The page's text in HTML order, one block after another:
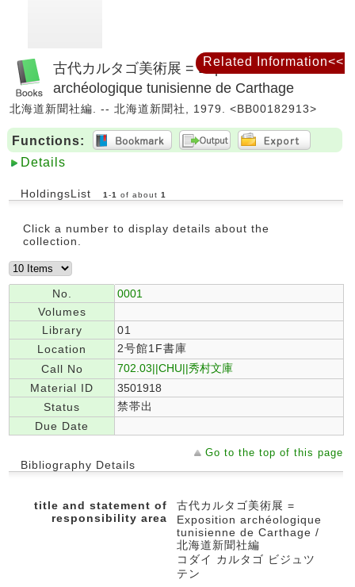
古代カルタゴ美術展 = Exposition
archéologique tunisienne de Carthage
北海道新聞社編. -- 北海道新聞社, 1979. <BB00182913>
Functions:
Details
HoldingsList 1-1 of about 1
Click a number to display details about the
collection.
No.
0001
Volumes
Library
01
Location
2号館1F書庫
Call No
702.03||CHU||秀村文庫
Material ID
3501918
Status
禁帯出
Due Date
Go to the top of this page
Bibliography Details
title and statement of
responsibility area
古代カルタゴ美術展 =
Exposition archéologique
tunisienne de Carthage /
北海道新聞社編
コダイ カルタゴ ビジュツ
テン
Related Information<<